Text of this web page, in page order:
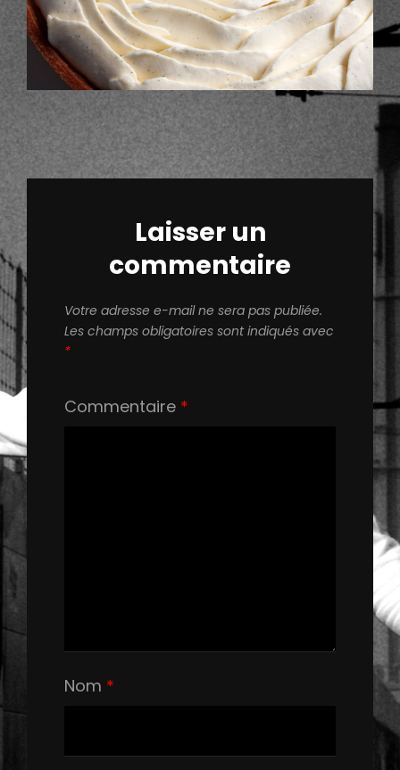
Laisser un
commentaire
Votre adresse e-mail ne sera pas publiée.
Les champs obligatoires sont indiqués avec
*
Commentaire *
Nom *